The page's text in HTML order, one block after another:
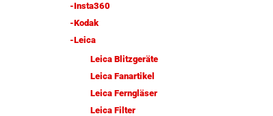
-Insta360
-Kodak
-Leica
Leica Blitzgeräte
Leica Fanartikel
Leica Ferngläser
Leica Filter